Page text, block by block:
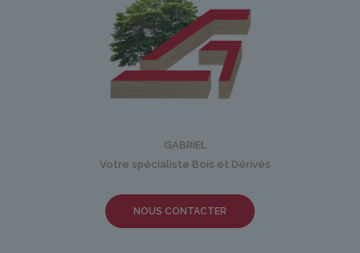
GABRIEL
Votre spécialiste Bois et Dérivés
NOUS CONTACTER